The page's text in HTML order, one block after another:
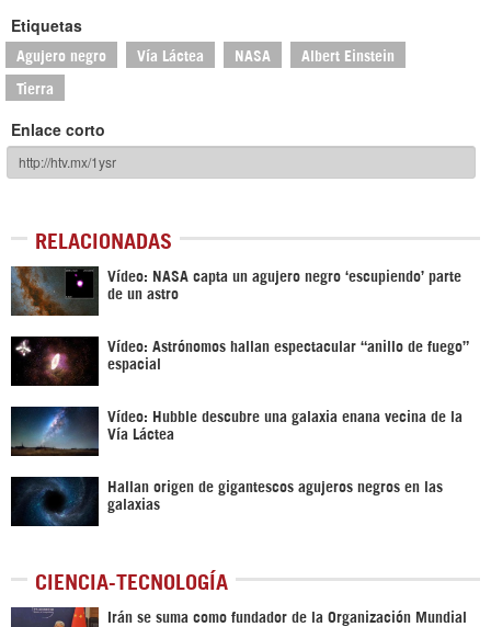
Etiquetas
Agujero negro Vía Láctea NASA Albert Einstein
Tierra
Enlace corto
RELACIONADAS
Vídeo: NASA capta un agujero negro ‘escupiendo’ parte
de un astro
Vídeo: Astrónomos hallan espectacular “anillo de fuego”
espacial
Vídeo: Hubble descubre una galaxia enana vecina de la
Vía Láctea
Hallan origen de gigantescos agujeros negros en las
galaxias
CIENCIA-TECNOLOGÍA
Irán se suma como fundador de la Organización Mundial